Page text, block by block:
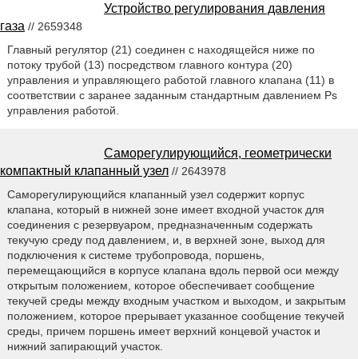
Устройство регулирования давления
газа // 2659348
Главный регулятор (21) соединен с находящейся ниже по
потоку трубой (13) посредством главного контура (20)
управления и управляющего работой главного клапана (11) в
соответствии с заранее заданным стандартным давлением Ps
управления работой.
Саморегулирующийся, геометрически
компактный клапанный узел // 2643978
Саморегулирующийся клапанный узел содержит корпус
клапана, который в нижней зоне имеет входной участок для
соединения с резервуаром, предназначенным содержать
текучую среду под давлением, и, в верхней зоне, выход для
подключения к системе трубопровода, поршень,
перемещающийся в корпусе клапана вдоль первой оси между
открытым положением, которое обеспечивает сообщение
текучей среды между входным участком и выходом, и закрытым
положением, которое прерывает указанное сообщение текучей
среды, причем поршень имеет верхний концевой участок и
нижний запирающий участок.